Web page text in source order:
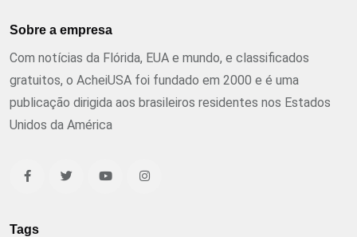
Sobre a empresa
Com notícias da Flórida, EUA e mundo, e classificados
gratuitos, o AcheiUSA foi fundado em 2000 e é uma
publicação dirigida aos brasileiros residentes nos Estados
Unidos da América
Tags